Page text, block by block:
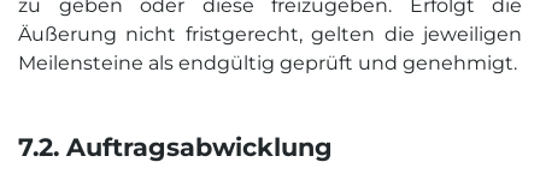
zu geben oder diese freizugeben. Erfolgt die
Äußerung nicht fristgerecht, gelten die jeweiligen
Meilensteine als endgültig geprüft und genehmigt.
7.2. Auftrags­abwicklung